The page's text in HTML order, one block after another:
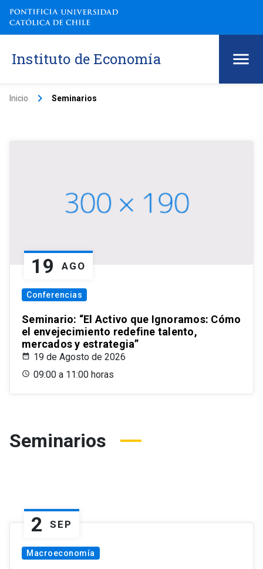
Instituto de Economía
Inicio keyboard_arrow_right Seminarios
19 AGO
Conferencias
Seminario: “El Activo que Ignoramos: Cómo
el envejecimiento redefine talento,
mercados y estrategia”
19 de Agosto de 2026
09:00 a 11:00 horas
Seminarios
2 SEP
Macroeconomía